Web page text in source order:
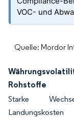
VOC- und
Quelle: Mordor
Rohstoffe
Starke